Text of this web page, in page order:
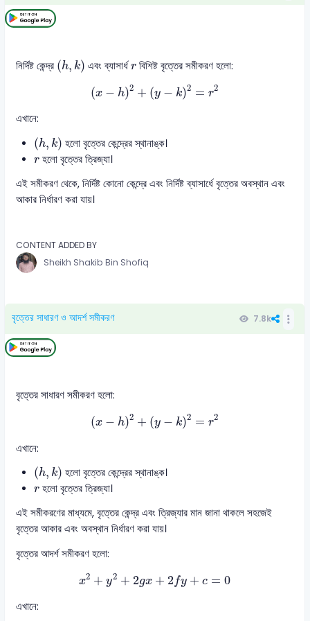
নির্দিষ্ট কেন্দ্র (h, k)
(h k) এবং ব্যাসার্ধr
r বিশিষ্ট বৃত্তের সমীকরণ হলো:
(x − h)2 + (y − k)2 = r2
h)2 + ( )2=
এখানে:
(h, k)
(h k) হলো বৃত্তের কেন্দ্রের স্থানাঙ্ক।
r
rহলো বৃত্তের ত্রিজ্যা।
এই সমীকরণ থেকে, নির্দিষ্ট কোনো কেন্দ্রে এবং নির্দিষ্ট ব্যাসার্ধে বৃত্তের অবস্থান এবং
আকার নির্ধারণ করা যায়।
CONTENT ADDED BY
Sheikh Shakib Bin Shofiq
বৃত্তের সাধারণ ও আদর্শ সমীকরণ 7.8k
বৃত্তের সাধারণ সমীকরণ হলো:
(x − h)2 + (y − k)2 = r2
h)2 + ( )2=
এখানে:
(h, k)
(h k) হলো বৃত্তের কেন্দ্রের স্থানাঙ্ক।
r
rহলো বৃত্তের ত্রিজ্যা।
এই সমীকরণের মাধ্যমে, বৃত্তের কেন্দ্র এবং ত্রিজ্যার মান জানা থাকলে সহজেই
বৃত্তের আকার এবং অবস্থান নির্ধারণ করা যায়।
বৃত্তের আদর্শ সমীকরণ হলো:
x2 + y2 + 2gx + 2 fy + c = 0
x 2 y 2 +2 + 2 fy +
এখানে: